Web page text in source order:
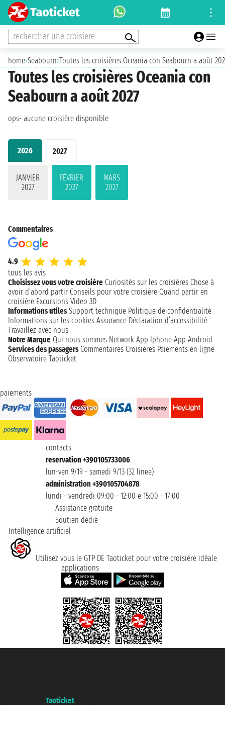
rechercher une croisiere
home›Seabourn›Toutes les croisières Oceania con Seabourn a août
Toutes les croisières Oceania con
Seabourn a août 2027
2026 2027
JANVIER
2027
FÉVRIER
2027
MARS
2027
ops- aucune croisière disponible
Commentaires
4.9
tous les avis
Choisissez vous votre croisière Curiosités sur les croisières Chose à
avoir d’abord partir Conseils pour votre croisière Quand partir en
croisière Excursions Video 3D
Informations utiles Support technique Politique de confidentialité
Informations sur les cookies Assurance Déclaration d’accessibilité
Travaillez avec nous
Notre Marque Qui nous sommes Network App Iphone App Android
Services des passagers Commentaires Croisières Paiements en ligne
Observatoire Taoticket
paiements
contacts
reservation +390105733006
lun-ven 9/19 - samedi 9/13 (32 linee)
administration +390105704878
lundi - vendredi 09:00 - 12:00 e 15:00 - 17:00
Assistance gratuite
Soutien dédié
Intelligence artificiel
Utilisez vous le GTP DE Taoticket pour votre croisière idéale
applications
Taoticket